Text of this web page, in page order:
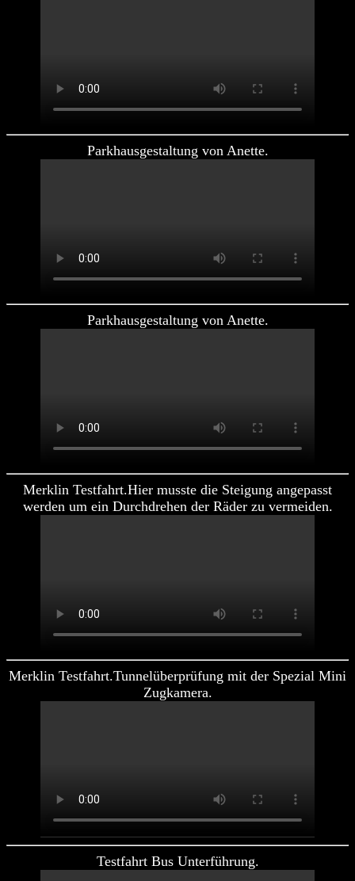
Parkhausgestaltung von Anette.
Parkhausgestaltung von Anette.
Merklin Testfahrt.Hier musste die Steigung angepasst
werden um ein Durchdrehen der Räder zu vermeiden.
Merklin Testfahrt.Tunnelüberprüfung mit der Spezial Mini
Zugkamera.
Testfahrt Bus Unterführung.